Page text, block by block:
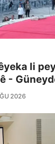
li
-
2026